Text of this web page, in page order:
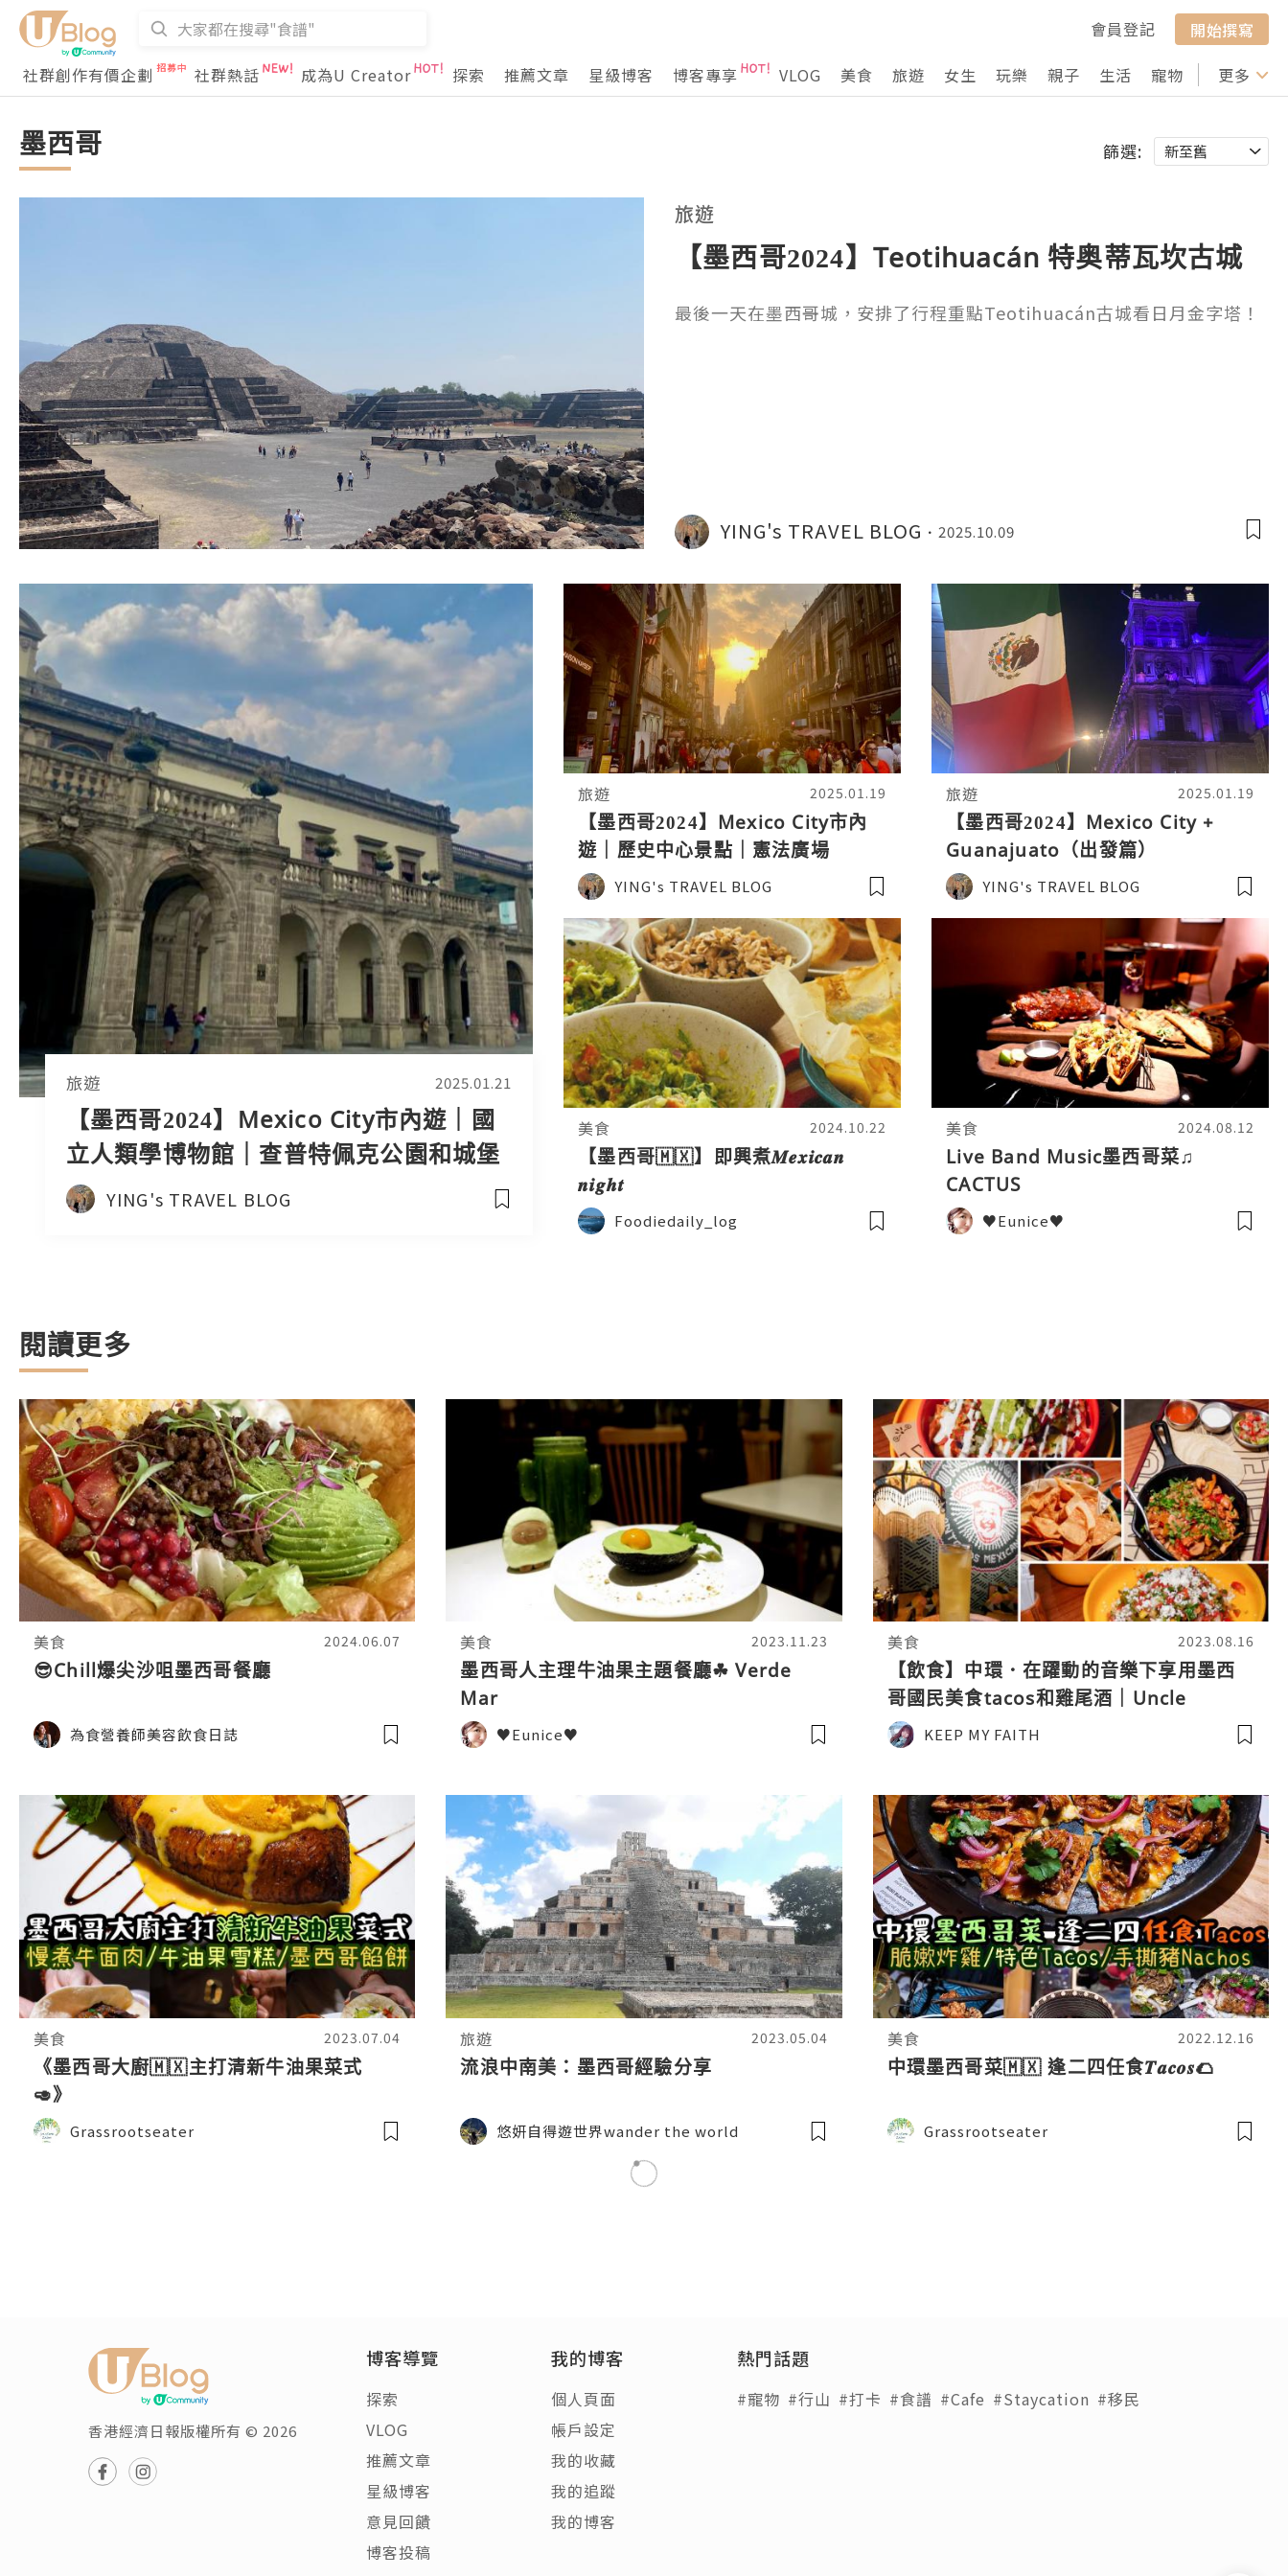
會員登記
開始撰寫
社群創作有價企劃
社群熱話 成為U Creator 探索 推薦文章 星級博客 博客專享 VLOG 美食 旅遊 女生 玩樂 親子 生活 寵物 行山 打卡
更多
墨西哥 篩選:
旅遊
【墨西哥2024】Teotihuacán 特奥蒂瓦坎古城
最後一天在墨西哥城，安排了行程重點Teotihuacán古城看日月金字塔！
YING's TRAVEL BLOG 2025.10.09
旅遊 2025.01.21
【墨西哥2024】Mexico City市內遊｜國
立人類學博物館｜查普特佩克公園和城堡
｜改革大道
YING's TRAVEL BLOG
旅遊 2025.01.19
【墨西哥2024】Mexico City市內
遊｜歷史中心景點｜憲法廣場
YING's TRAVEL BLOG
旅遊 2025.01.19
【墨西哥2024】Mexico City +
Guanajuato（出發篇）
YING's TRAVEL BLOG
美食 2024.10.22
【墨西哥🇲🇽】即興煮𝑴𝒆𝒙𝒊𝒄𝒂𝒏
𝒏𝒊𝒈𝒉𝒕
Foodiedaily_log
美食 2024.08.12
Live Band Music墨西哥菜♫
CACTUS
♥Eunice♥
閱讀更多
美食 2024.06.07
😎Chill爆尖沙咀墨西哥餐廳
為食營養師美容飲食日誌
美食 2023.11.23
墨西哥人主理牛油果主題餐廳☘ Verde
Mar
♥Eunice♥
美食 2023.08.16
【飲食】中環．在躍動的音樂下享用墨西
哥國民美食tacos和雞尾酒｜Uncle
MiguelKEEP MY FAITH
美食 2023.07.04
《墨西哥大廚🇲🇽主打清新牛油果菜式
🥑》
Grassrootseater
旅遊 2023.05.04
流浪中南美：墨西哥經驗分享
悠妍自得遊世界wander the world
美食 2022.12.16
中環墨西哥菜🇲🇽 逢二四任食𝑻𝒂𝒄𝒐𝒔🌮
Grassrootseater
香港經濟日報版權所有 © 2026
博客導覽
探索
VLOG
推薦文章
星級博客
意見回饋
博客投稿
我的博客
個人頁面
帳戶設定
我的收藏
我的追蹤
我的博客
熱門話題
#寵物 #行山 #打卡 #食譜 #Cafe #Staycation #移民